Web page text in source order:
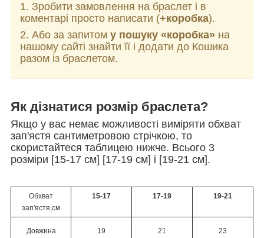
1. Зробити замовлення на браслет і в
коментарі просто написати (+коробка).
2. Або за запитом у пошуку «коробка» на
нашому сайті знайти її і додати до Кошика
разом із браслетом.
Як дізнатися розмір браслета?
Якщо у вас немає можливості виміряти обхват
зап'ястя сантиметровою стрічкою, то
скористайтеся таблицею нижче. Всього 3
розміри [15-17 см] [17-19 см] і [19-21 см].
Обхват
зап'ястя,см
15-17 17-19 19-21
Довжина
19 21 23